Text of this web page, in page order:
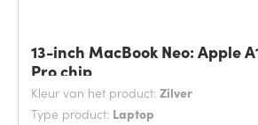
13-inch MacBook Neo: Apple
Pro chip
Kleur van het product: Zilver
Type product: Laptop